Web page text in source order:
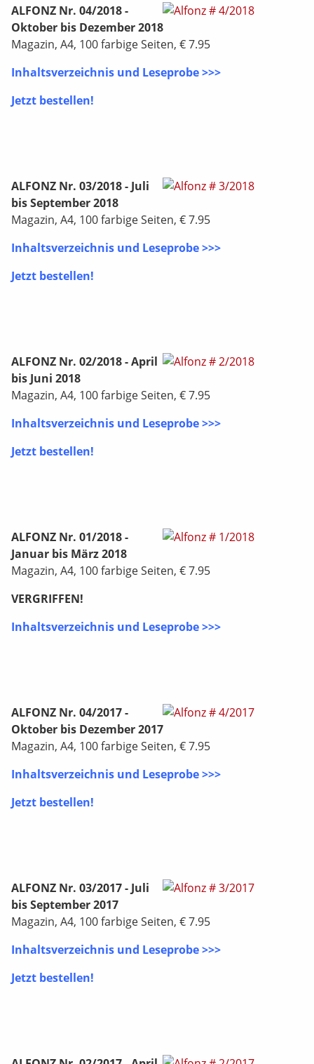
ALFONZ Nr. 04/2018 -
Oktober bis Dezember 2018
Magazin, A4, 100 farbige Seiten, € 7.95
Inhaltsverzeichnis und Leseprobe >>>
Jetzt bestellen!
ALFONZ Nr. 03/2018 - Juli
bis September 2018
Magazin, A4, 100 farbige Seiten, € 7.95
Inhaltsverzeichnis und Leseprobe >>>
Jetzt bestellen!
ALFONZ Nr. 02/2018 - April
bis Juni 2018
Magazin, A4, 100 farbige Seiten, € 7.95
Inhaltsverzeichnis und Leseprobe >>>
Jetzt bestellen!
ALFONZ Nr. 01/2018 -
Januar bis März 2018
Magazin, A4, 100 farbige Seiten, € 7.95
VERGRIFFEN!
Inhaltsverzeichnis und Leseprobe >>>
ALFONZ Nr. 04/2017 -
Oktober bis Dezember 2017
Magazin, A4, 100 farbige Seiten, € 7.95
Inhaltsverzeichnis und Leseprobe >>>
Jetzt bestellen!
ALFONZ Nr. 03/2017 - Juli
bis September 2017
Magazin, A4, 100 farbige Seiten, € 7.95
Inhaltsverzeichnis und Leseprobe >>>
Jetzt bestellen!